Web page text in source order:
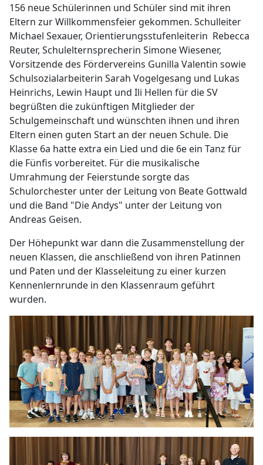
156 neue Schülerinnen und Schüler sind mit ihren
Eltern zur Willkommensfeier gekommen. Schulleiter
Michael Sexauer, Orientierungsstufenleiterin Rebecca
Reuter, Schulelternsprecherin Simone Wiesener,
Vorsitzende des Fördervereins Gunilla Valentin sowie
Schulsozialarbeiterin Sarah Vogelgesang und Lukas
Heinrichs, Lewin Haupt und Ili Hellen für die SV
begrüßten die zukünftigen Mitglieder der
Schulgemeinschaft und wünschten ihnen und ihren
Eltern einen guten Start an der neuen Schule. Die
Klasse 6a hatte extra ein Lied und die 6e ein Tanz für
die Fünfis vorbereitet. Für die musikalische
Umrahmung der Feierstunde sorgte das
Schulorchester unter der Leitung von Beate Gottwald
und die Band "Die Andys" unter der Leitung von
Andreas Geisen.
Der Höhepunkt war dann die Zusammenstellung der
neuen Klassen, die anschließend von ihren Patinnen
und Paten und der Klasseleitung zu einer kurzen
Kennenlernrunde in den Klassenraum geführt
wurden.